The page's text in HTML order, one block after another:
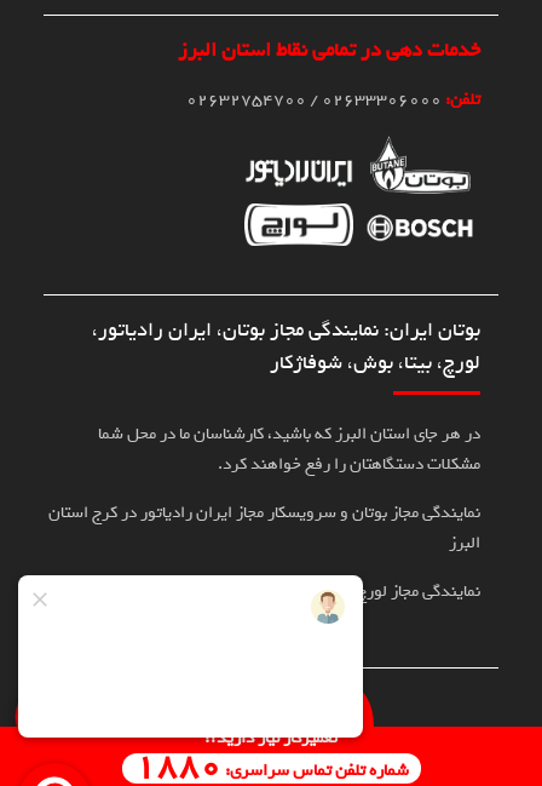
خدمات دهی در تمامی نقاط استان البرز
تلفن:
بوتان ایران: نمایندگی مجاز بوتان، ایران رادیاتور،
لورچ، بیتا، بوش، شوفاژکار
در هر جای استان البرز که باشید، کارشناسان ما در محل شما
مشکلات دستگاهتان را رفع خواهند کرد.
نمایندگی مجاز بوتان و سرویسکار مجاز ایران رادیاتور در کرج استان
البرز
نمایندگی مجاز لورچ، بوش، بیتا در کرج
تمامی حقوق برای نمایندگی پویان حداد مولایان محفوظ است
تعمیرکار نیاز دارید؟
شماره تلفن تماس سراسری:1880